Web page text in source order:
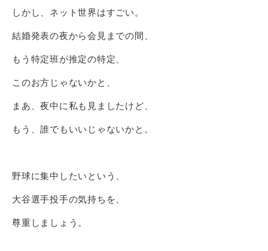
しかし、ネット世界はすごい。
結婚発表の夜から会見までの間、
もう特定班が推定の特定、
このお方じゃないかと、
まあ、夜中に私も見ましたけど、
もう、誰でもいいじゃないかと。
野球に集中したいという、
大谷選手投手の気持ちを、
尊重しましょう。